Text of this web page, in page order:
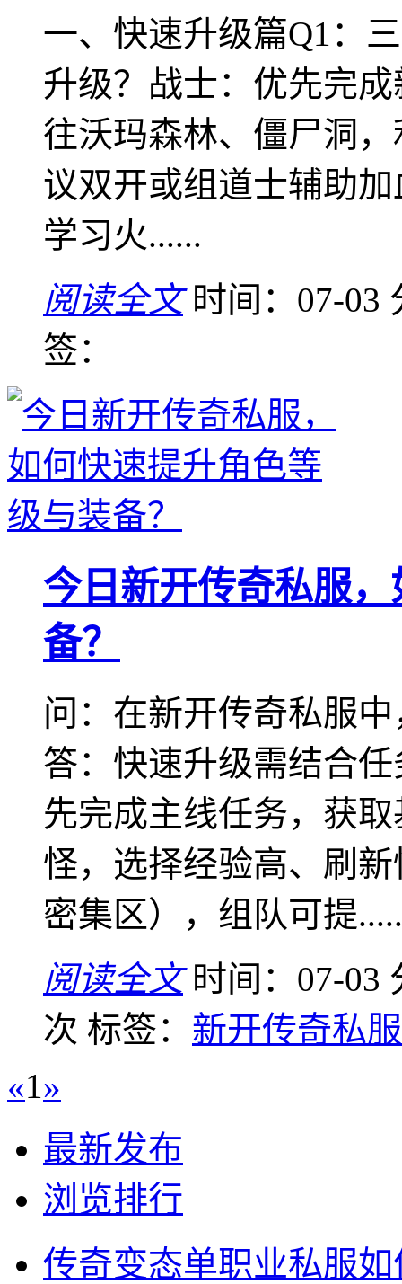
一、快速升级篇Q1：
升级？战士：优先完
往沃玛森林、僵尸洞
议双开或组道士辅助
学习火......
阅读全文 时间：07-03
签：
今日新开传奇私服
备？
问：在新开传奇私服
答：快速升级需结合
先完成主线任务，获
怪，选择经验高、刷
密集区），组队可提
阅读全文 时间：07-03
次 标签： 新开传奇私服
«1 »
最新发布
浏览排行
传奇变态单职业私服